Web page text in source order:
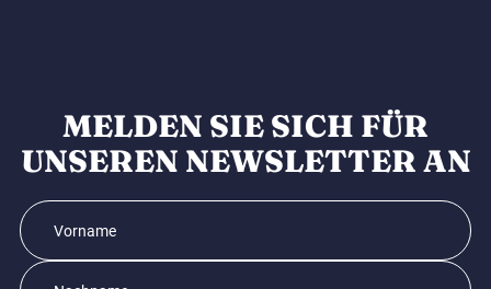
MELDEN SIE SICH FÜR
UNSEREN NEWSLETTER AN